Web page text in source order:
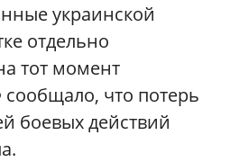
украинской
отдельно
тот момент
что потерь
боевых действий